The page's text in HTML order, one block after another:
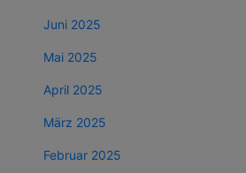
Juni 2025
Mai 2025
April 2025
März 2025
Februar 2025